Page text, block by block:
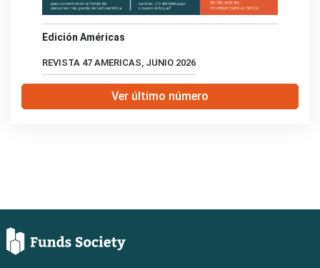
Edición Américas
REVISTA 47 AMERICAS, JUNIO 2026
Ver último número